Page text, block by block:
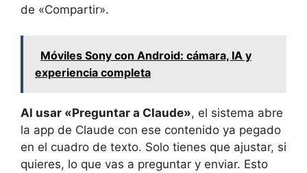
de «Compartir».
Móviles Sony con Android: cámara, IA y
experiencia completa
Al usar «Preguntar a Claude», el sistema abre
la app de Claude con ese contenido ya pegado
en el cuadro de texto. Solo tienes que ajustar, si
quieres, lo que vas a preguntar y enviar. Esto